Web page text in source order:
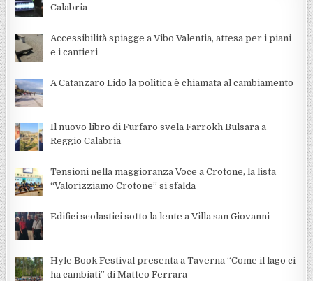
Calabria
Accessibilità spiagge a Vibo Valentia, attesa per i piani
e i cantieri
A Catanzaro Lido la politica è chiamata al cambiamento
Il nuovo libro di Furfaro svela Farrokh Bulsara a
Reggio Calabria
Tensioni nella maggioranza Voce a Crotone, la lista
“Valorizziamo Crotone” si sfalda
Edifici scolastici sotto la lente a Villa san Giovanni
Hyle Book Festival presenta a Taverna “Come il lago ci
ha cambiati” di Matteo Ferrara